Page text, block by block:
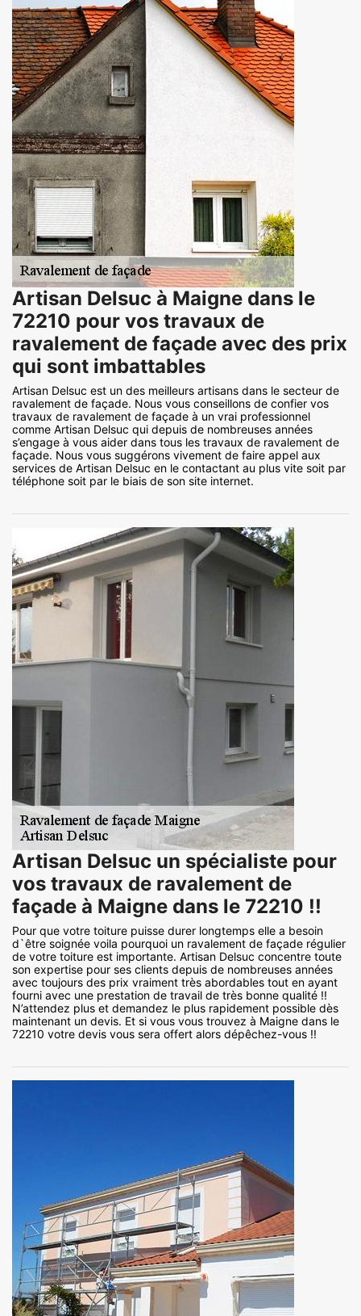
Artisan Delsuc à Maigne dans le
72210 pour vos travaux de
ravalement de façade avec des prix
qui sont imbattables
Artisan Delsuc est un des meilleurs artisans dans le secteur de
ravalement de façade. Nous vous conseillons de confier vos
travaux de ravalement de façade à un vrai professionnel
comme Artisan Delsuc qui depuis de nombreuses années
s’engage à vous aider dans tous les travaux de ravalement de
façade. Nous vous suggérons vivement de faire appel aux
services de Artisan Delsuc en le contactant au plus vite soit par
téléphone soit par le biais de son site internet.
Artisan Delsuc un spécialiste pour
vos travaux de ravalement de
façade à Maigne dans le 72210 !!
Pour que votre toiture puisse durer longtemps elle a besoin
d`être soignée voila pourquoi un ravalement de façade régulier
de votre toiture est importante. Artisan Delsuc concentre toute
son expertise pour ses clients depuis de nombreuses années
avec toujours des prix vraiment très abordables tout en ayant
fourni avec une prestation de travail de très bonne qualité !!
N’attendez plus et demandez le plus rapidement possible dès
maintenant un devis. Et si vous vous trouvez à Maigne dans le
72210 votre devis vous sera offert alors dépêchez-vous !!